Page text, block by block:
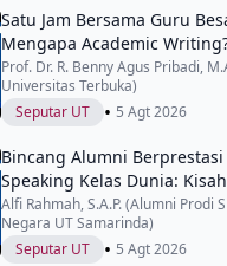
Satu Jam Bersama Guru
Mengapa Academic
Prof. Dr. R. Benny Agus Pribadi,
Universitas Terbuka)
Seputar UT
• 5 Agt 2026
Bincang Alumni
Speaking Kelas Dunia:
Penghargaan Internasional
Malaysia"
Alfi Rahmah, S.A.P. (Alumni Prodi
Negara UT Samarinda)
Seputar UT
• 5 Agt 2026